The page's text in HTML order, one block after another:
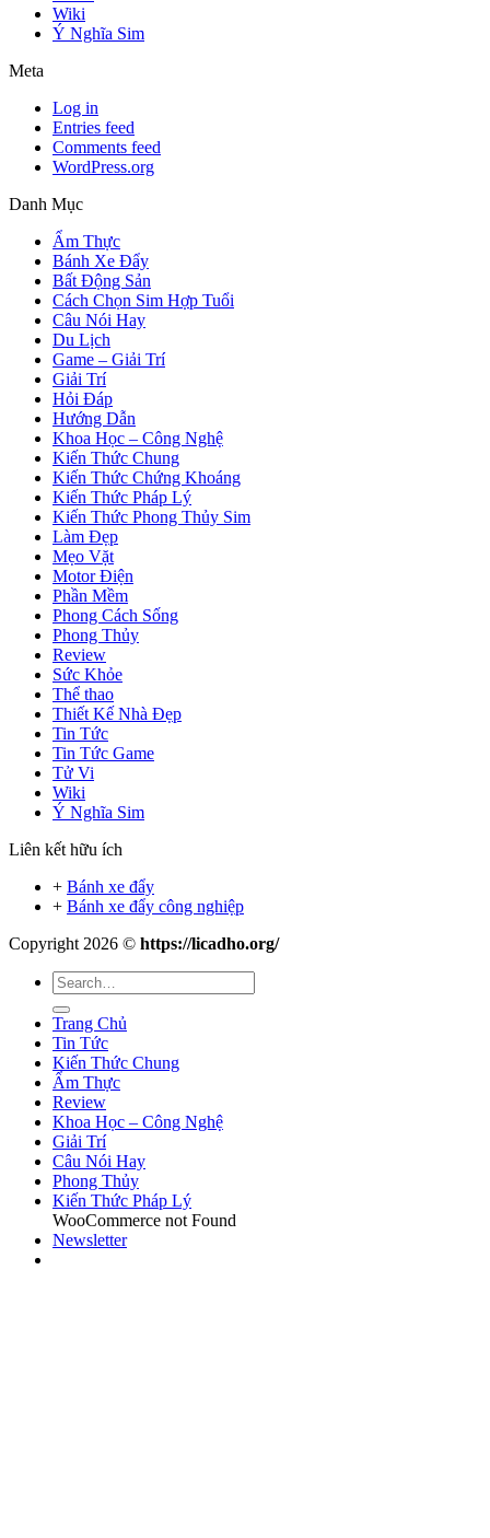
Wiki
Ý Nghĩa Sim
Meta
Log in
Entries feed
Comments feed
WordPress.org
Danh Mục
Ẩm Thực
Bánh Xe Đẩy
Bất Động Sản
Cách Chọn Sim Hợp Tuổi
Câu Nói Hay
Du Lịch
Game – Giải Trí
Giải Trí
Hỏi Đáp
Hướng Dẫn
Khoa Học – Công Nghệ
Kiến Thức Chung
Kiến Thức Chứng Khoáng
Kiến Thức Pháp Lý
Kiến Thức Phong Thủy Sim
Làm Đẹp
Mẹo Vặt
Motor Điện
Phần Mềm
Phong Cách Sống
Phong Thủy
Review
Sức Khỏe
Thể thao
Thiết Kế Nhà Đẹp
Tin Tức
Tin Tức Game
Tử Vi
Wiki
Ý Nghĩa Sim
Liên kết hữu ích
+ Bánh xe đẩy
+ Bánh xe đẩy công nghiệp
Copyright 2026 © https://licadho.org/
Trang Chủ
Tin Tức
Kiến Thức Chung
Ẩm Thực
Review
Khoa Học – Công Nghệ
Giải Trí
Câu Nói Hay
Phong Thủy
Kiến Thức Pháp Lý
WooCommerce not Found
Newsletter